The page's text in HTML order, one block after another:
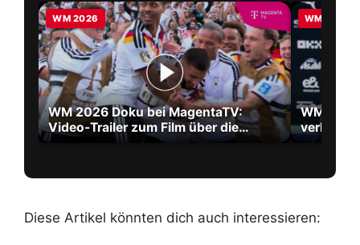
WM 2026
WM 2026 Doku bei MagentaTV:
Video-Trailer zum Film über die
größte WM aller Zeiten
WM 2026
WM
Diese Artikel könnten dich auch interessieren: